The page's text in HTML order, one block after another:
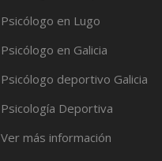
Psicólogo en Lugo
Psicólogo en Galicia
Psicólogo deportivo Galicia
Psicología Deportiva
Ver más información